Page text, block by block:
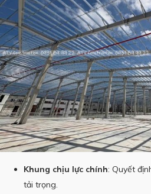
Khung chịu lực chính: Quyết
tải trọng.